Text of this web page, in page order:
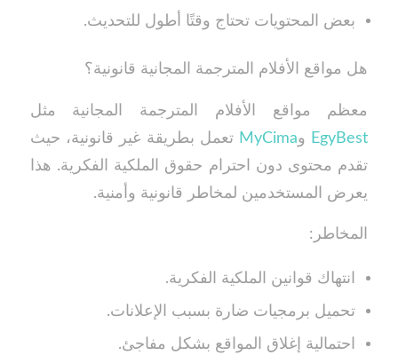
بعض المحتويات تحتاج وقتًا أطول للتحديث.
هل مواقع الأفلام المترجمة المجانية قانونية؟
معظم مواقع الأفلام المترجمة المجانية مثل
EgyBest وMyCima تعمل بطريقة غير قانونية، حيث
تقدم محتوى دون احترام حقوق الملكية الفكرية. هذا
يعرض المستخدمين لمخاطر قانونية وأمنية.
المخاطر:
انتهاك قوانين الملكية الفكرية.
تحميل برمجيات ضارة بسبب الإعلانات.
احتمالية إغلاق المواقع بشكل مفاجئ.